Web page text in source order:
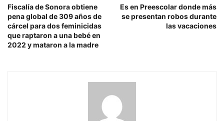
Fiscalía de Sonora obtiene
pena global de 309 años de
cárcel para dos feminicidas
que raptaron a una bebé en
2022 y mataron a la madre
Es en Preescolar donde más
se presentan robos durante
las vacaciones